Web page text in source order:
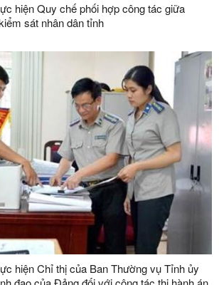
hiện Quy chế phối hợp công tác giữa
sát nhân dân tỉnh
hiện Chỉ thị của Ban Thường vụ Tỉnh ủy